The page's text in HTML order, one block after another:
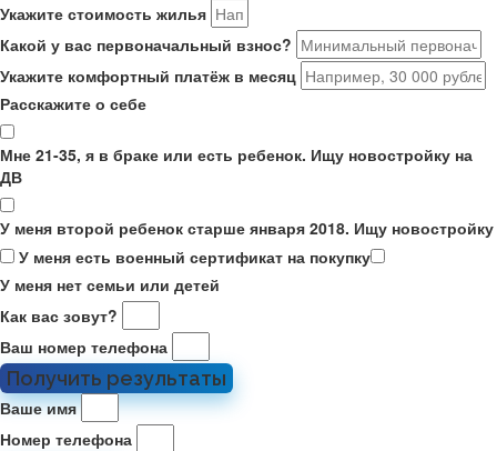
Укажите стоимость жилья
Какой у вас первоначальный взнос?
Укажите комфортный платёж в месяц
Расскажите о себе
Мне 21-35, я в браке или есть ребенок. Ищу новостройку на
ДВ
У меня второй ребенок старше января 2018. Ищу новостройку
У меня есть военный сертификат на покупку
У меня нет семьи или детей
Как вас зовут?
Ваш номер телефона
Получить результаты
Ваше имя
Номер телефона